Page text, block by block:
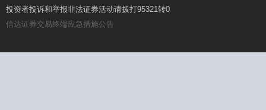
温馨提示： 坚持理性投资，远离场外配资
投资者投诉和举报非法证券活动请拨打95321转0
信达证券交易终端应急措施公告